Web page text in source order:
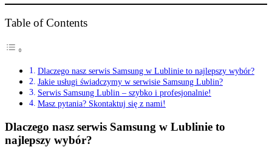
Table of Contents
Dlaczego nasz serwis Samsung w Lublinie to najlepszy wybór?
Jakie usługi świadczymy w serwisie Samsung Lublin?
Serwis Samsung Lublin – szybko i profesjonalnie!
Masz pytania? Skontaktuj się z nami!
Dlaczego nasz serwis Samsung w Lublinie to
najlepszy wybór?